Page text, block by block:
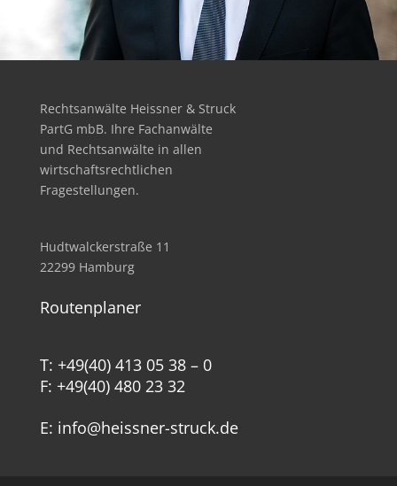
Rechtsanwälte Heissner & Struck
PartG mbB. Ihre Fachanwälte
und Rechtsanwälte in allen
wirtschafts­rechtlichen
Fragestellungen.
Hudtwalckerstraße 11
22299 Hamburg
Routenplaner
T: +49(40) 413 05 38 – 0
F: +49(40) 480 23 32
E: info@heissner-struck.de